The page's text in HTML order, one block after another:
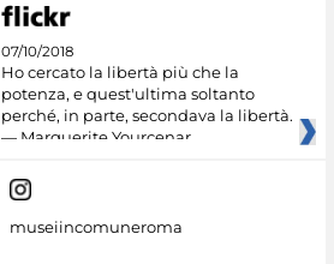
07/10/2018
Ho cercato la libertà più che la
potenza, e quest'ultima soltanto
perché, in parte, secondava la libertà.
— Marguerite Yourcenar
museiincomuneroma